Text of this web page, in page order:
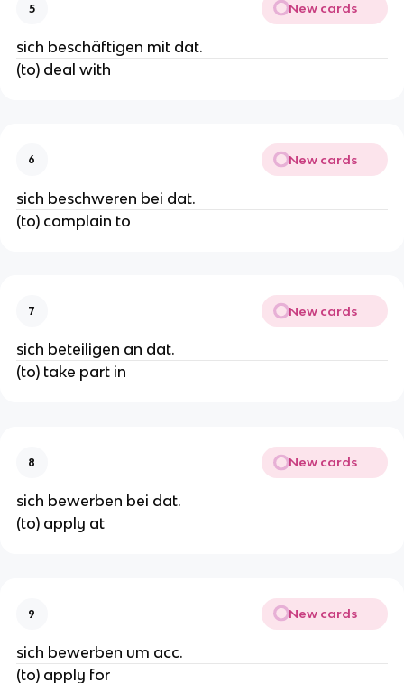
5 New cards
sich beschäftigen mit dat.
(to) deal with
6 New cards
sich beschweren bei dat.
(to) complain to
7 New cards
sich beteiligen an dat.
(to) take part in
8 New cards
sich bewerben bei dat.
(to) apply at
9 New cards
sich bewerben um acc.
(to) apply for